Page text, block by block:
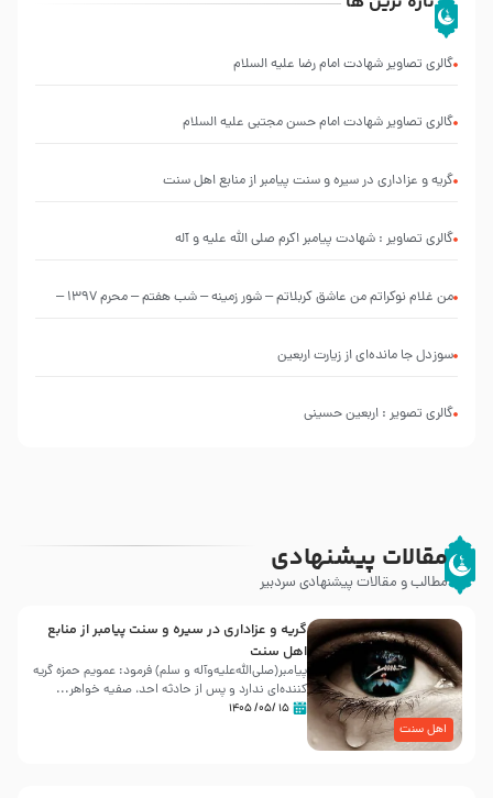
گالری تصاویر شهادت امام رضا علیه السلام
گالری تصاویر شهادت امام حسن مجتبی علیه السلام
گریه و عزاداری در سیره و سنت پیامبر از منابع اهل سنت
گالری تصاویر : شهادت پیامبر اکرم صلی الله علیه و آله
من غلام نوکراتم من عاشق کربلاتم – شور زمینه – شب هفتم – محرم 1397 –
سوزدل جا مانده‌ای از زیارت اربعین
گالری تصویر : اربعین حسینی
مقالات پیشنهادی
مطالب و مقالات پیشنهادی سردبیر
اهل سنت
گریه و عزاداری در سیره و سنت پیامبر از منابع
اهل سنت
پیامبر(صلی‌الله‌علیه‌وآله و سلم) فرمود: عمویم حمزه گریه
کننده‌ای ندارد و پس از حادثه احد، صفیه خواهر...
۱۵ /۰۵/ ۱۴۰۵